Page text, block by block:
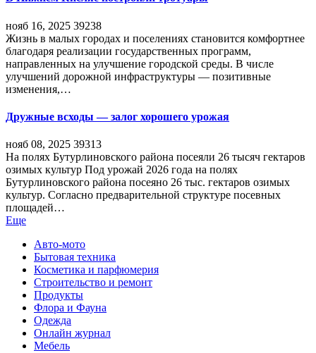
нояб 16, 2025 39238
Жизнь в малых городах и поселениях становится комфортнее
благодаря реализации государственных программ,
направленных на улучшение городской среды. В числе
улучшений дорожной инфраструктуры — позитивные
изменения,…
Дружные всходы — залог хорошего урожая
нояб 08, 2025 39313
На полях Бутурлиновского района посеяли 26 тысяч гектаров
озимых культур Под урожай 2026 года на полях
Бутурлиновского района посеяно 26 тыс. гектаров озимых
культур. Согласно предварительной структуре посевных
площадей…
Еще
Авто-мото
Бытовая техника
Косметика и парфюмерия
Строительство и ремонт
Продукты
Флора и Фауна
Одежда
Онлайн журнал
Мебель